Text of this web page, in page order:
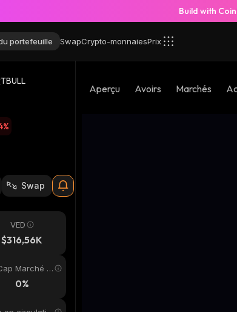
Build with
portefeuille SwapCrypto-monnaiesPrix
TBULL
%
Swap
VED
$316,56K
Marché 2
0%
Aperçu Avoirs Marchés